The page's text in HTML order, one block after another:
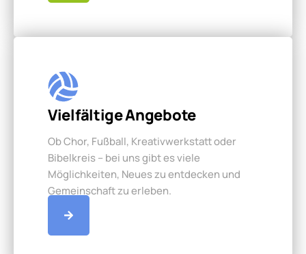
Vielfältige Angebote
Ob Chor, Fußball, Kreativwerkstatt oder
Bibelkreis – bei uns gibt es viele
Möglichkeiten, Neues zu entdecken und
Gemeinschaft zu erleben.